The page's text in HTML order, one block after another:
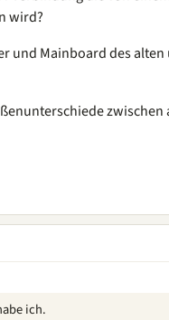
wird?
und Mainboard des
ich.